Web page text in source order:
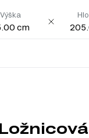
Výška
cm